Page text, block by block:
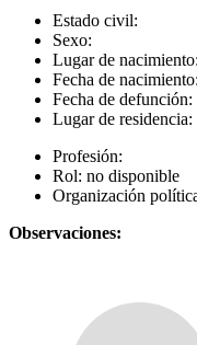
Estado civil:
Sexo:
Lugar de nacimiento:
Fecha de nacimiento:
Fecha de defunción:
Lugar de residencia:
Profesión:
Rol: no disponible
Organización
Observaciones: